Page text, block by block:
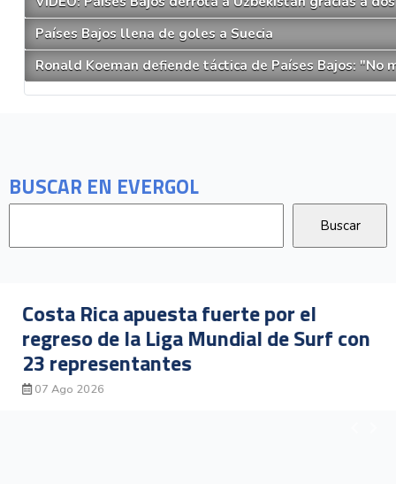
BUSCAR EN EVERGOL
Costa Rica apuesta fuerte por el
regreso de la Liga Mundial de Surf con
23 representantes
07 Ago 2026
Países Bajos llena de goles a Suecia
Ronald Koeman defiende táctica de Países Bajos: "No